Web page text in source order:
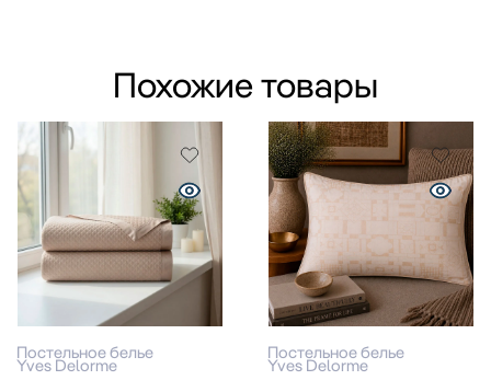
Похожие товары
Постельное белье
Yves Delorme
Постельное белье
Yves Delorme